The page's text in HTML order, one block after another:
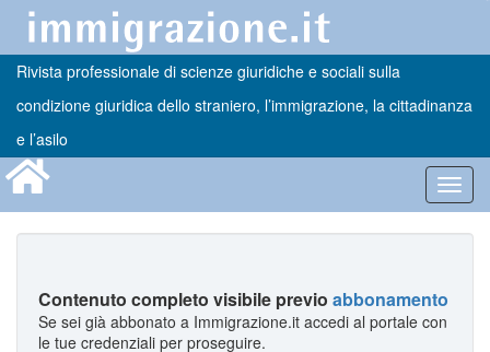
Rivista professionale di scienze giuridiche e sociali sulla
condizione giuridica dello straniero, l’immigrazione, la cittadinanza
e l’asilo
Contenuto completo visibile previo abbonamento
Se sei già abbonato a Immigrazione.it accedi al portale con
le tue credenziali per proseguire.